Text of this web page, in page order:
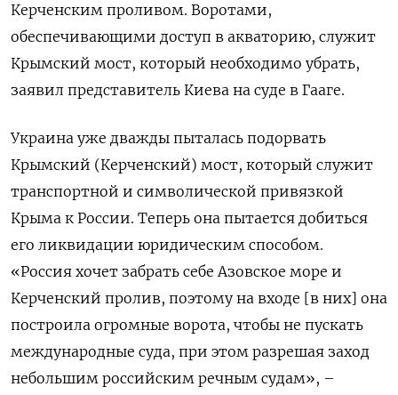
Керченским проливом. Воротами,
обеспечивающими доступ в акваторию, служит
Крымский мост, который необходимо убрать,
заявил представитель Киева на суде в Гааге.
Украина уже дважды пыталась подорвать
Крымский (Керченский) мост, который служит
транспортной и символической привязкой
Крыма к России. Теперь она пытается добиться
его ликвидации юридическим способом.
«Россия хочет забрать себе Азовское море и
Керченский пролив, поэтому на входе [в них] она
построила огромные ворота, чтобы не пускать
международные суда, при этом разрешая заход
небольшим российским речным судам», –